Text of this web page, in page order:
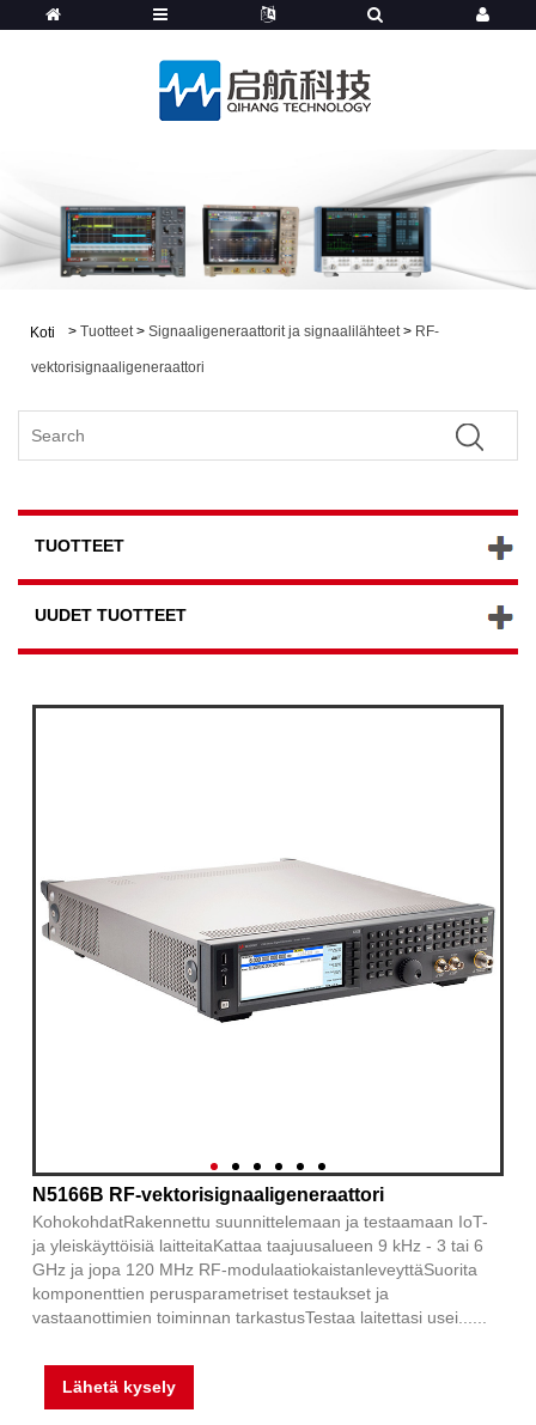
Koti > Tuotteet > Signaaligeneraattorit ja signaalilähteet > RF-
vektorisignaaligeneraattori
TUOTTEET
UUDET TUOTTEET
N5166B RF-vektorisignaaligeneraattori
KohokohdatRakennettu suunnittelemaan ja testaamaan IoT-
ja yleiskäyttöisiä laitteitaKattaa taajuusalueen 9 kHz - 3 tai 6
GHz ja jopa 120 MHz RF-modulaatiokaistanleveyttäSuorita
komponenttien perusparametriset testaukset ja
vastaanottimien toiminnan tarkastusTestaa laitettasi usei......
Lähetä kysely